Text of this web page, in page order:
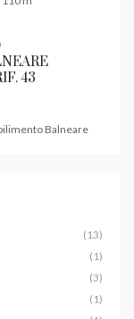
43
Balneare
(13)
(1)
(3)
(1)